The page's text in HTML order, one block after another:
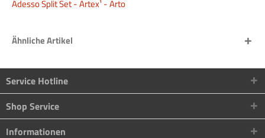
Adesso Split Set - Artex¹ - Arto
Ähnliche Artikel
Service Hotline
Shop Service
Informationen